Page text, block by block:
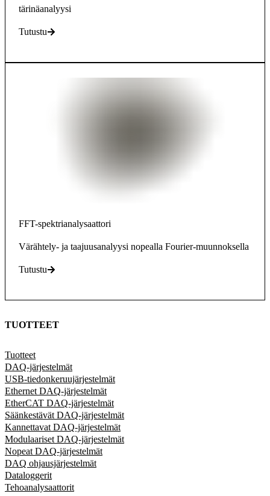
tärinäanalyysi
Tutustu
FFT-spektrianalysaattori
Värähtely- ja taajuusanalyysi nopealla Fourier-muunnoksella
Tutustu
TUOTTEET
Tuotteet
DAQ-järjestelmät
USB-tiedonkeruujärjestelmät
Ethernet DAQ-järjestelmät
EtherCAT DAQ-järjestelmät
Säänkestävät DAQ-järjestelmät
Kannettavat DAQ-järjestelmät
Modulaariset DAQ-järjestelmät
Nopeat DAQ-järjestelmät
DAQ ohjausjärjestelmät
Dataloggerit
Tehoanalysaattorit